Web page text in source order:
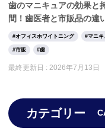
歯のマニキュアの効果と
間！歯医者と市販品の違
オフィスホワイトニング マニキ
市販 歯
最終更新日 : 2026年7月13日
カテゴリー